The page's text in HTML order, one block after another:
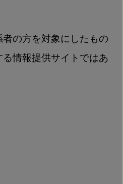
の方を対象にしたもの
情報提供サイトではあ